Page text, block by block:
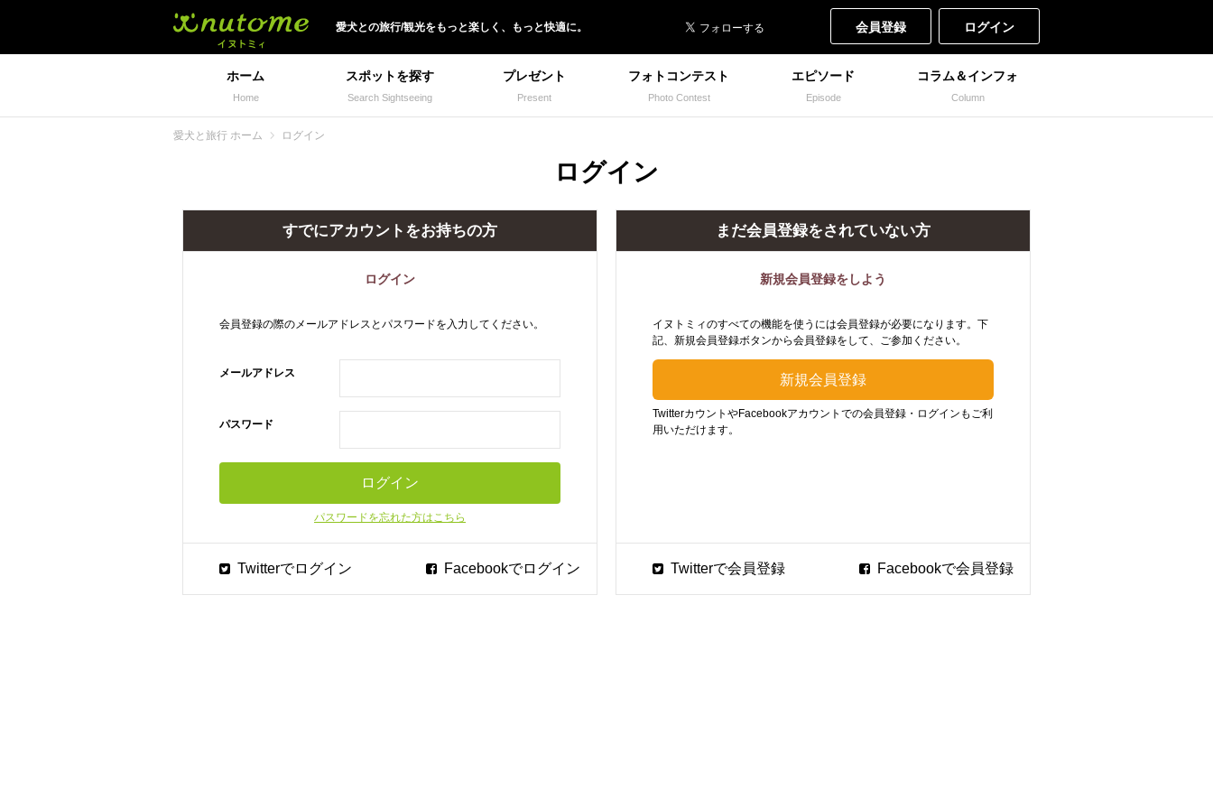
愛犬との旅行/観光をもっと楽しく、 もっと快適に。 会員登録 ログイン
ホーム
Home
スポットを探す
Search Sightseeing
プレゼント
Present
フォトコンテスト
Photo Contest
エピソード
Episode
コラム＆インフォ
Column
愛犬と旅行 ホーム ログイン
ログイン
すでにアカウントをお持ちの方
ログイン
会員登録の際のメールアドレスとパスワードを入力してください。
メールアドレス
パスワード
パスワードを忘れた方はこちら
まだ会員登録をされていない方
新規会員登録をしよう
イヌトミィのすべての機能を使うには会員登録が必要になります。下
記、新規会員登録ボタンから会員登録をして、ご参加ください。
TwitterカウントやFacebookアカウントでの会員登録・ログインもご利
用いただけます。